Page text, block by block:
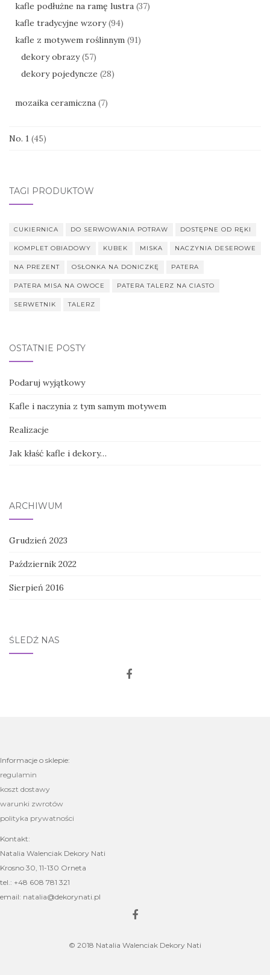
kafle podłużne na ramę lustra (37)
kafle tradycyjne wzory (94)
kafle z motywem roślinnym (91)
dekory obrazy (57)
dekory pojedyncze (28)
mozaika ceramiczna (7)
No. 1 (45)
TAGI PRODUKTÓW
CUKIERNICA DO SERWOWANIA POTRAW DOSTĘPNE OD RĘKI
KOMPLET OBIADOWY KUBEK MISKA NACZYNIA DESEROWE
NA PREZENT OSŁONKA NA DONICZKĘ PATERA
PATERA MISA NA OWOCE PATERA TALERZ NA CIASTO
SERWETNIK TALERZ
OSTATNIE POSTY
Podaruj wyjątkowy
Kafle i naczynia z tym samym motywem
Realizacje
Jak kłaść kafle i dekory…
ARCHIWUM
Grudzień 2023
Październik 2022
Sierpień 2016
ŚLEDŹ NAS
Informacje o sklepie:
regulamin
koszt dostawy
warunki zwrotów
polityka prywatności
Kontakt:
Natalia Walenciak Dekory Nati
Krosno 30, 11-130 Orneta
tel.: +48 608 781 321
email: natalia@dekorynati.pl
© 2018 Natalia Walenciak Dekory Nati